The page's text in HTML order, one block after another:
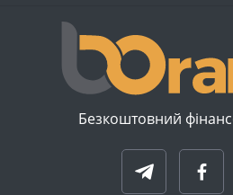
Безкоштовний